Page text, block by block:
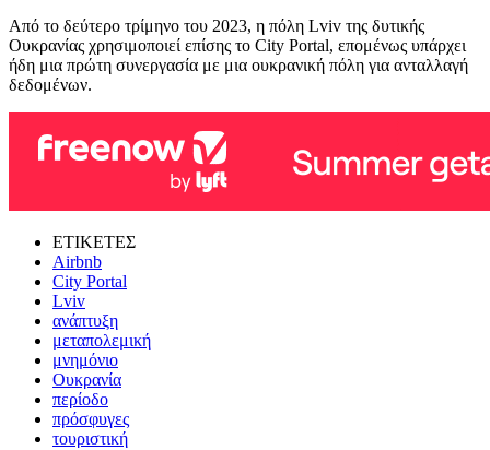
Από το δεύτερο τρίμηνο του 2023, η πόλη Lviv της δυτικής
Ουκρανίας χρησιμοποιεί επίσης το City Portal, επομένως υπάρχει
ήδη μια πρώτη συνεργασία με μια ουκρανική πόλη για ανταλλαγή
δεδομένων.
ΕΤΙΚΕΤΕΣ
Airbnb
City Portal
Lviv
ανάπτυξη
μεταπολεμική
μνημόνιο
Ουκρανία
περίοδο
πρόσφυγες
τουριστική